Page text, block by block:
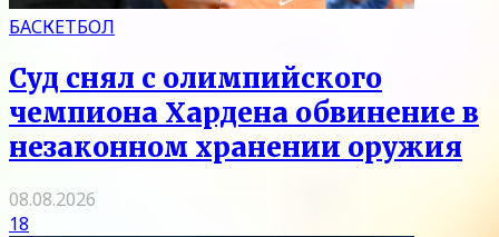
БАСКЕТБОЛ
Суд снял с олимпийского
чемпиона Хардена обвинение в
незаконном хранении оружия
08.08.2026
18